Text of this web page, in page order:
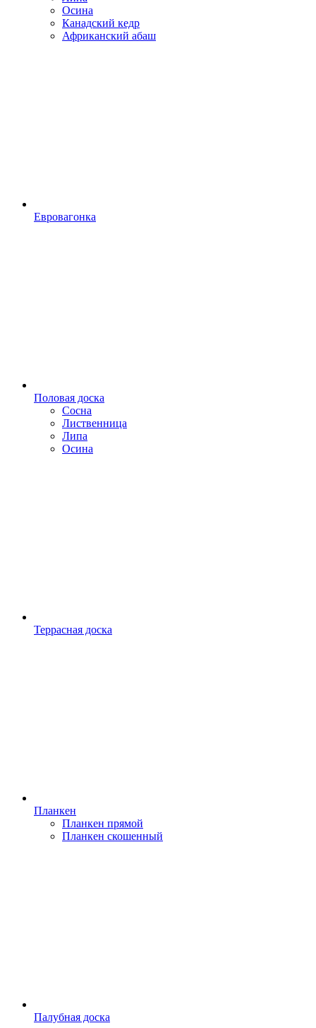
Осина
Канадский кедр
Африканский абаш
Евровагонка
Половая доска
Сосна
Лиственница
Липа
Осина
Террасная доска
Планкен
Планкен прямой
Планкен скошенный
Палубная доска